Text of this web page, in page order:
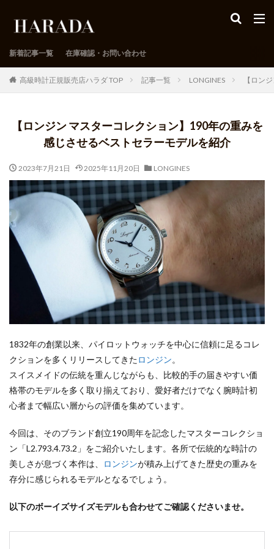
新着記事一覧 在庫確認・お問い合わせ
高級時計正規販売店ハラダ TOP 記事一覧 LONGINES 【ロン
【ロンジン マスターコレクション】190年の重みを
感じさせるベストセラーモデルを紹介
2023年7月21日 2025年11月20日 LONGINES
1832年の創業以来、パイロットウォッチを中心に信頼に足るコレ
クションを多くリリースしてきたロンジン。
スイスメイドの伝統を重んじながらも、比較的手の届きやすい価
格帯のモデルを多く取り揃えており、愛好者だけでなく腕時計初
心者まで幅広い層からの評価を集めています。
今回は、そのブランド創立190周年を記念したマスターコレクショ
ン「L2.793.4.73.2」をご紹介いたします。各所で伝統的な時計の
美しさが息づく本作は、
ロンジンが積み上げてきた歴史の重みを
存分に感じられるモデルとなるでしょう。
以下のボーイズサイズモデルも合わせてご確認くださいませ。